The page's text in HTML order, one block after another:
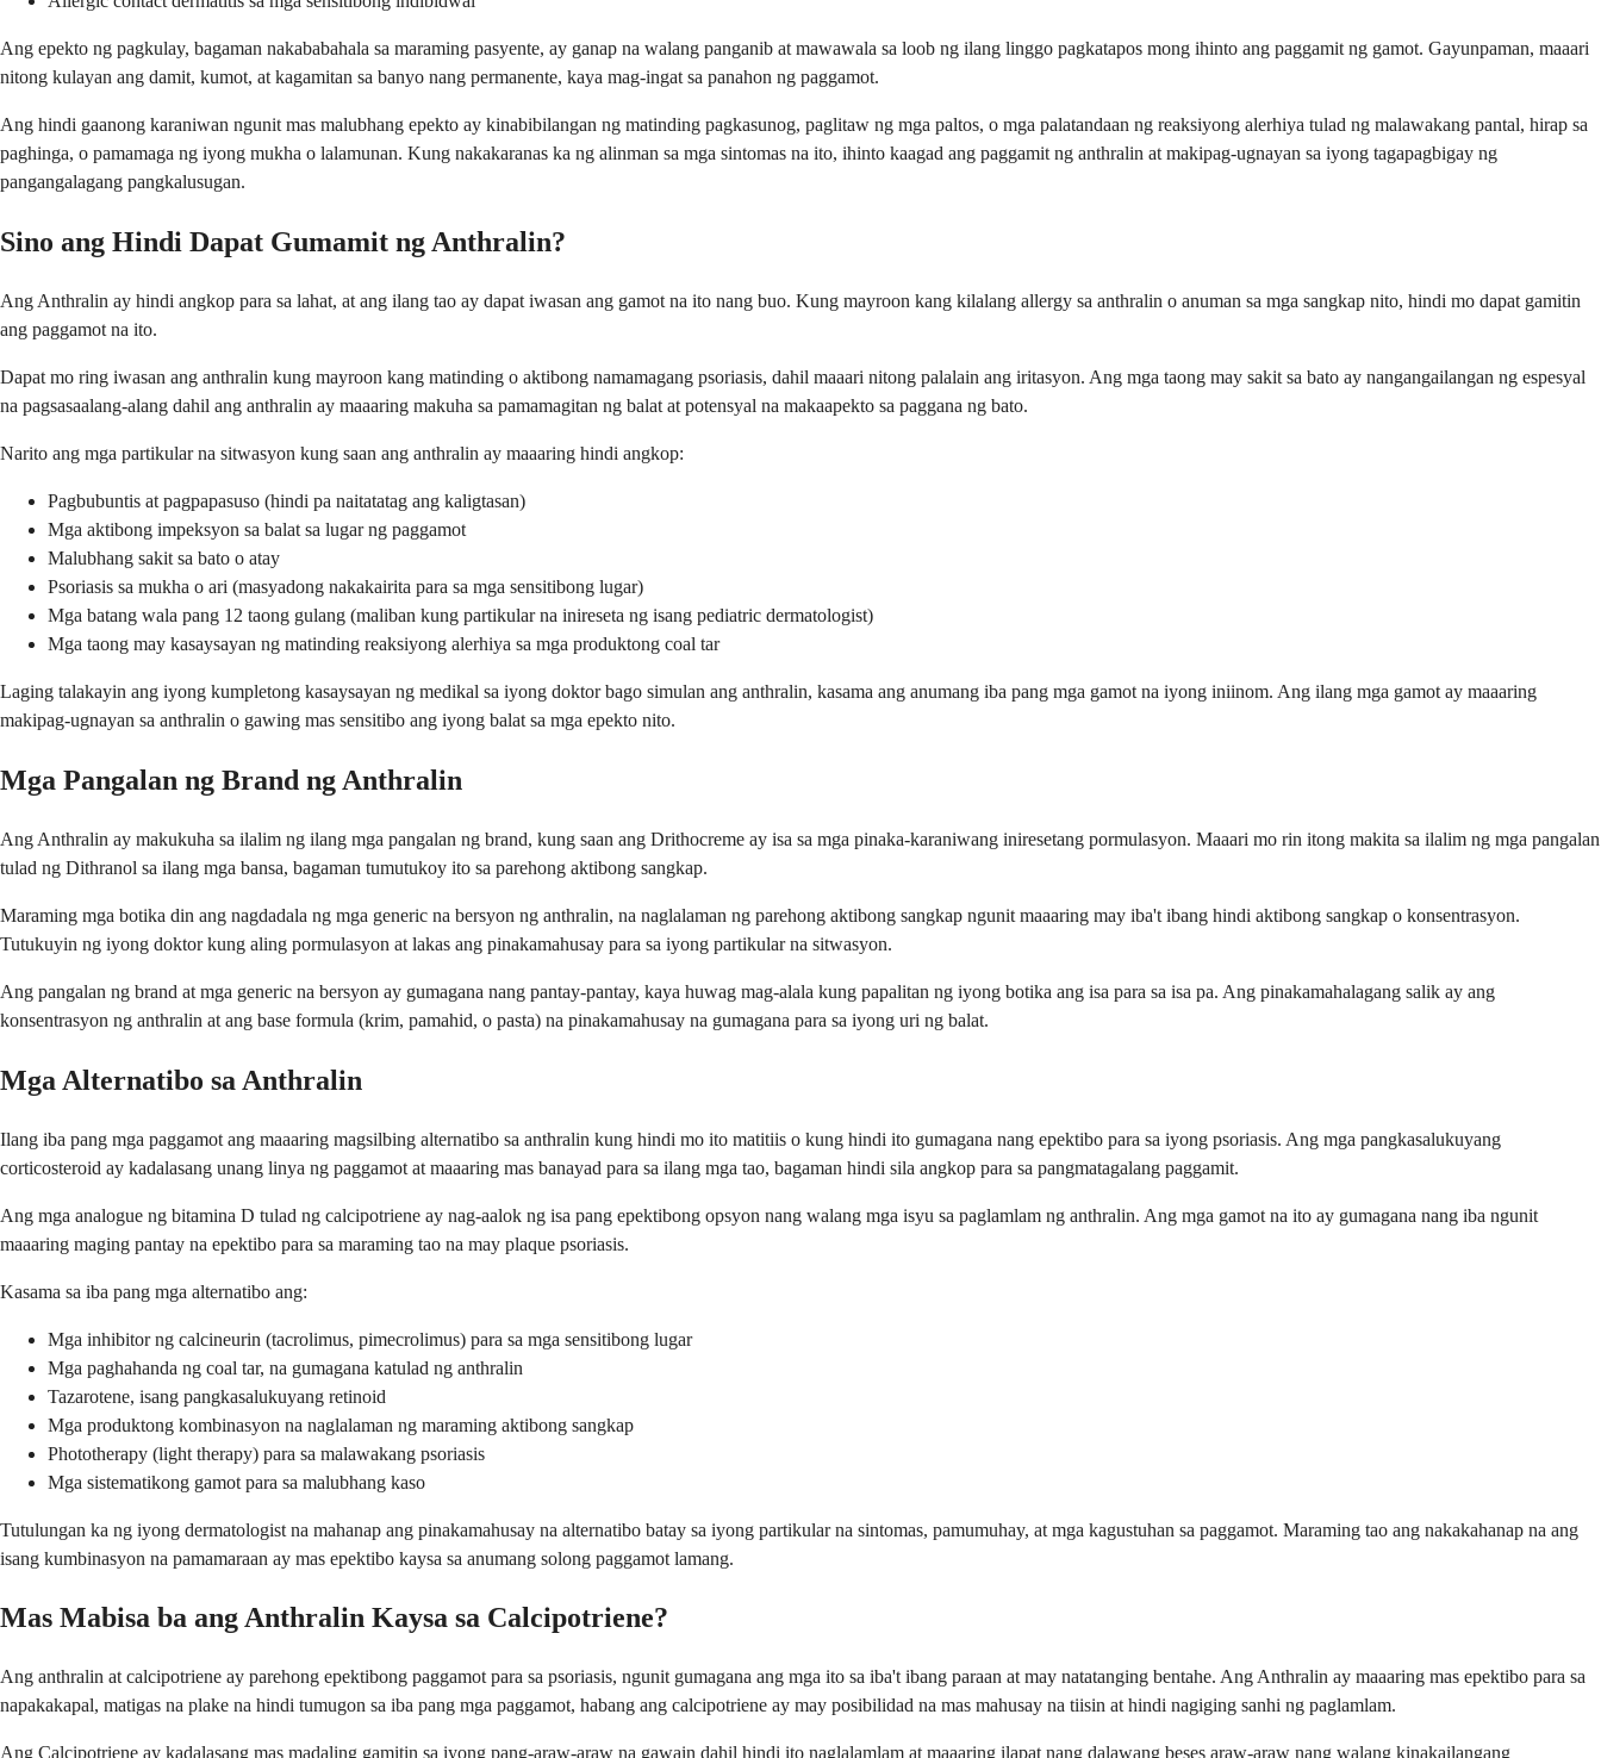
Ang epekto ng pagkulay, bagaman nakababahala sa maraming pasyente, ay ganap na walang panganib at mawawala sa loob ng ilang linggo pagkatapos mong ihinto ang paggamit ng gamot. Gayunpaman, maaari
nitong kulayan ang damit, kumot, at kagamitan sa banyo nang permanente, kaya mag-ingat sa panahon ng paggamot.
Ang hindi gaanong karaniwan ngunit mas malubhang epekto ay kinabibilangan ng matinding pagkasunog, paglitaw ng mga paltos, o mga palatandaan ng reaksiyong alerhiya tulad ng malawakang pantal, hirap sa
paghinga, o pamamaga ng iyong mukha o lalamunan. Kung nakakaranas ka ng alinman sa mga sintomas na ito, ihinto kaagad ang paggamit ng anthralin at makipag-ugnayan sa iyong tagapagbigay ng
pangangalagang pangkalusugan.
Sino ang Hindi Dapat Gumamit ng Anthralin?
Ang Anthralin ay hindi angkop para sa lahat, at ang ilang tao ay dapat iwasan ang gamot na ito nang buo. Kung mayroon kang kilalang allergy sa anthralin o anuman sa mga sangkap nito, hindi mo dapat gamitin
ang paggamot na ito.
Dapat mo ring iwasan ang anthralin kung mayroon kang matinding o aktibong namamagang psoriasis, dahil maaari nitong palalain ang iritasyon. Ang mga taong may sakit sa bato ay nangangailangan ng espesyal
na pagsasaalang-alang dahil ang anthralin ay maaaring makuha sa pamamagitan ng balat at potensyal na makaapekto sa paggana ng bato.
Narito ang mga partikular na sitwasyon kung saan ang anthralin ay maaaring hindi angkop:
Pagbubuntis at pagpapasuso (hindi pa naitatatag ang kaligtasan)
Mga aktibong impeksyon sa balat sa lugar ng paggamot
Malubhang sakit sa bato o atay
Psoriasis sa mukha o ari (masyadong nakakairita para sa mga sensitibong lugar)
Mga batang wala pang 12 taong gulang (maliban kung partikular na inireseta ng isang pediatric dermatologist)
Mga taong may kasaysayan ng matinding reaksiyong alerhiya sa mga produktong coal tar
Laging talakayin ang iyong kumpletong kasaysayan ng medikal sa iyong doktor bago simulan ang anthralin, kasama ang anumang iba pang mga gamot na iyong iniinom. Ang ilang mga gamot ay maaaring
makipag-ugnayan sa anthralin o gawing mas sensitibo ang iyong balat sa mga epekto nito.
Mga Pangalan ng Brand ng Anthralin
Ang Anthralin ay makukuha sa ilalim ng ilang mga pangalan ng brand, kung saan ang Drithocreme ay isa sa mga pinaka-karaniwang iniresetang pormulasyon. Maaari mo rin itong makita sa ilalim ng mga pangalan
tulad ng Dithranol sa ilang mga bansa, bagaman tumutukoy ito sa parehong aktibong sangkap.
Maraming mga botika din ang nagdadala ng mga generic na bersyon ng anthralin, na naglalaman ng parehong aktibong sangkap ngunit maaaring may iba't ibang hindi aktibong sangkap o konsentrasyon.
Tutukuyin ng iyong doktor kung aling pormulasyon at lakas ang pinakamahusay para sa iyong partikular na sitwasyon.
Ang pangalan ng brand at mga generic na bersyon ay gumagana nang pantay-pantay, kaya huwag mag-alala kung papalitan ng iyong botika ang isa para sa isa pa. Ang pinakamahalagang salik ay ang
konsentrasyon ng anthralin at ang base formula (krim, pamahid, o pasta) na pinakamahusay na gumagana para sa iyong uri ng balat.
Mga Alternatibo sa Anthralin
Ilang iba pang mga paggamot ang maaaring magsilbing alternatibo sa anthralin kung hindi mo ito matitiis o kung hindi ito gumagana nang epektibo para sa iyong psoriasis. Ang mga pangkasalukuyang
corticosteroid ay kadalasang unang linya ng paggamot at maaaring mas banayad para sa ilang mga tao, bagaman hindi sila angkop para sa pangmatagalang paggamit.
Ang mga analogue ng bitamina D tulad ng calcipotriene ay nag-aalok ng isa pang epektibong opsyon nang walang mga isyu sa paglamlam ng anthralin. Ang mga gamot na ito ay gumagana nang iba ngunit
maaaring maging pantay na epektibo para sa maraming tao na may plaque psoriasis.
Kasama sa iba pang mga alternatibo ang:
Mga inhibitor ng calcineurin (tacrolimus, pimecrolimus) para sa mga sensitibong lugar
Mga paghahanda ng coal tar, na gumagana katulad ng anthralin
Tazarotene, isang pangkasalukuyang retinoid
Mga produktong kombinasyon na naglalaman ng maraming aktibong sangkap
Phototherapy (light therapy) para sa malawakang psoriasis
Mga sistematikong gamot para sa malubhang kaso
Tutulungan ka ng iyong dermatologist na mahanap ang pinakamahusay na alternatibo batay sa iyong partikular na sintomas, pamumuhay, at mga kagustuhan sa paggamot. Maraming tao ang nakakahanap na ang
isang kumbinasyon na pamamaraan ay mas epektibo kaysa sa anumang solong paggamot lamang.
Mas Mabisa ba ang Anthralin Kaysa sa Calcipotriene?
Ang anthralin at calcipotriene ay parehong epektibong paggamot para sa psoriasis, ngunit gumagana ang mga ito sa iba't ibang paraan at may natatanging bentahe. Ang Anthralin ay maaaring mas epektibo para sa
napakakapal, matigas na plake na hindi tumugon sa iba pang mga paggamot, habang ang calcipotriene ay may posibilidad na mas mahusay na tiisin at hindi nagiging sanhi ng paglamlam.
Ang Calcipotriene ay kadalasang mas madaling gamitin sa iyong pang-araw-araw na gawain dahil hindi ito naglalamlam at maaaring ilapat nang dalawang beses araw-araw nang walang kinakailangang